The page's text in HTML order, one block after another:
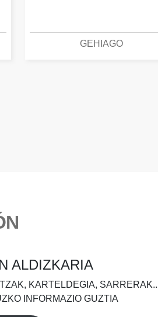
GEHIAGO
ALDIZKARIA
KARTELDEGIA, SARRERAK..
INFORMAZIO GUZTIA